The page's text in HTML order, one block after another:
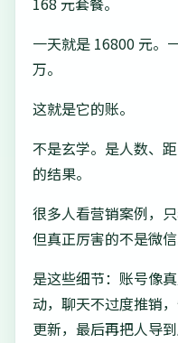
一天就是 16800 元。
万。
这就是它的账。
不是玄学。是人数、
的结果。
很多人看营销案例，
但真正厉害的不是微信
是这些细节：账号像
动，聊天不过度推销
更新，最后再把人导到